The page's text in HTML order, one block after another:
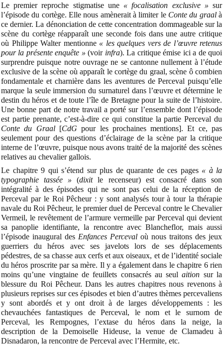
Le premier reproche stigmatise une « focalisation exclusive » sur
l’épisode du cortège. Elle nous amènerait à limiter le Conte du graalà
ce dernier. La dénonciation de cette concentration dommageable sur la
scène du cortège réapparaît une seconde fois dans une autre critique
où Philippe Walter mentionne « les quelques vers de l’œuvre retenus
pour la présente enquête » (voir infra). La critique émise ici a de quoi
surprendre puisque notre ouvrage ne se cantonne nullement à l’étude
exclusive de la scène où apparaît le cortège du graal, scène ô combien
fondamentale et charnière dans les aventures de Perceval puisqu’elle
marque la seule immersion du surnaturel dans l’œuvre et détermine le
destin du héros et de toute l’île de Bretagne pour la suite de l’histoire.
Une bonne part de notre travail a porté sur l’ensemble dont l’épisode
est partie prenante, c’est-à-dire ce qui constitue la partie Perceval du
Conte du Graal [CdG pour les prochaines mentions]. Et ce, pas
seulement pour des questions d’éclairage de la scène par la critique
interne de l’œuvre, puisque nous avons traité de la majorité des scènes
relatives au chevalier gallois.
Le chapitre 9 qui s’étend sur plus de quarante de ces pages « à la
typographie tassée »(dixitle recenseur) est consacré dans son
intégralité à des épisodes qui ne sont pas celui de la réception de
Perceval par le Roi Pêcheur : y sont analysés tour à tour la thérapie
navale du Roi Pêcheur, le premier duel de Perceval contre le Chevalier
Vermeil, le revêtement de l’armure vermeille par Perceval qui devient
sa panoplie identifiante, la rencontre avec Blancheflor, mais aussi
l’épisode inaugural des Enfances Perceval où nous traitons des jeux
guerriers du héros avec ses javelots lors de ses déplacements
pédestres, de sa chasse aux cerfs et aux oiseaux, et de l’identité sociale
du héros proscrite par sa mère. Il y a également dans le chapitre 6 rien
moins qu’une vingtaine de feuillets consacrés au seulaition sur la
blessure du Roi Pêcheur. Dans les autres chapitres nous revenons à
plusieurs reprises sur ces épisodes et bien d’autres thèmes percevaliens
y sont abordés et y ont droit à de larges développements : les
chevauchées fantastiques de Perceval, le nom et le surnom de
Perceval, les Rempognes, l’extase du héros dans la neige, la
description de la Demoiselle Hideuse, la venue de Clamadeu à
Disnadaron, la rencontre de Perceval avec l’Hermite, etc.